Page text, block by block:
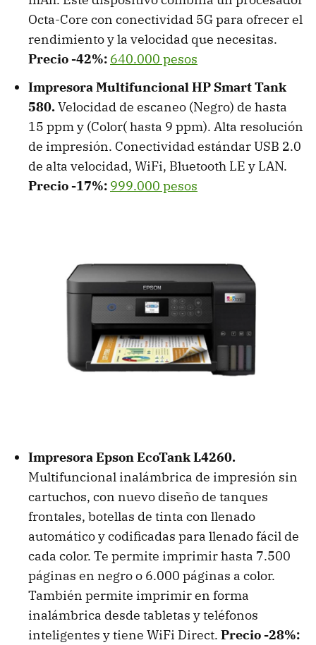
Octa-Core con conectividad 5G para ofrecer el
rendimiento y la velocidad que necesitas.
Precio -42%: 640.000 pesos
Impresora Multifuncional HP Smart Tank
580.Velocidad de escaneo (Negro) de hasta
15 ppm y (Color( hasta 9 ppm). Alta resolución
de impresión. Conectividad estándar USB 2.0
de alta velocidad, WiFi, Bluetooth LE y LAN.
Precio -17%: 999.000 pesos
Impresora Epson EcoTank L4260.
Multifuncional inalámbrica de impresión sin
cartuchos, con nuevo diseño de tanques
frontales, botellas de tinta con llenado
automático y codificadas para llenado fácil de
cada color. Te permite imprimir hasta 7.500
páginas en negro o 6.000 páginas a color.
También permite imprimir en forma
inalámbrica desde tabletas y teléfonos
inteligentes y tiene WiFi Direct. Precio -28%: